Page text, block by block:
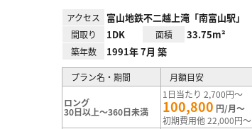
アクセス 富山地鉄不二越上滝「南富山駅」
間取り 1DK 面積 33.75m²
築年数 1991年 7月 築
プラン名・期間 月額目安
ロング
30日以上～360日未満
1日当たり 2,700円～
100,800 円/月～
初期費用他 22,000円～